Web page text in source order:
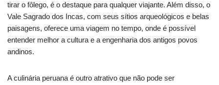
tirar o fôlego, é o destaque para qualquer viajante. Além disso, o
Vale Sagrado dos Incas, com seus sítios arqueológicos e belas
paisagens, oferece uma viagem no tempo, onde é possível
entender melhor a cultura e a engenharia dos antigos povos
andinos.
A culinária peruana é outro atrativo que não pode ser